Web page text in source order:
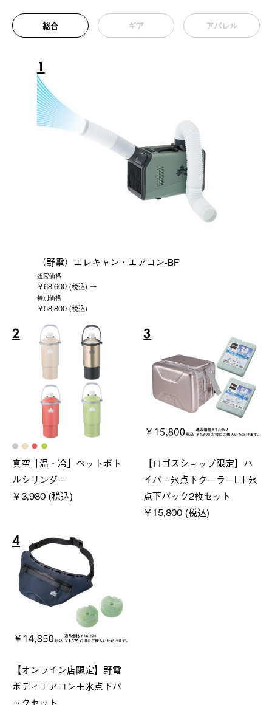
総合 ギア アパレル
1
（野電）エレキャン・エアコン-BF
通常価格
￥68,600 (税込)
特別価格
￥58,800 (税込)
2
真空「温・冷」ペットボト
ルシリンダー
￥3,980 (税込)
3
【ロゴスショップ限定】ハ
イパー氷点下クーラーL＋氷
点下パック2枚セット
￥15,800 (税込)
4
【オンライン店限定】野電
ボディエアコン＋氷点下パ
ックセット